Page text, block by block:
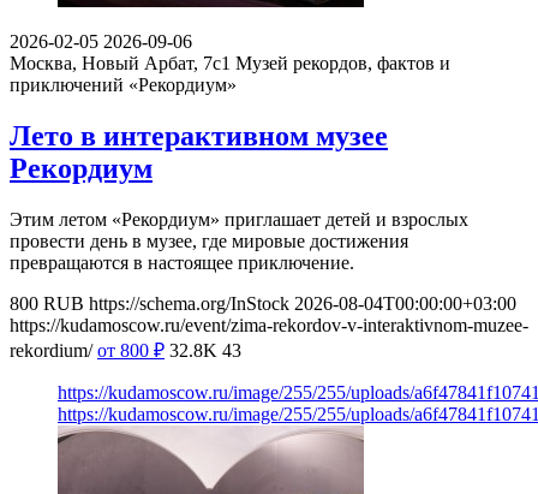
2026-02-05 2026-09-06
Москва, Новый Арбат, 7с1 Музей рекордов, фактов и
приключений «Рекордиум»
Лето в интерактивном музее
Рекордиум
Этим летом «Рекордиум» приглашает детей и взрослых
провести день в музее, где мировые достижения
превращаются в настоящее приключение.
800 RUB https://schema.org/InStock 2026-08-04T00:00:00+03:00
https://kudamoscow.ru/event/zima-rekordov-v-interaktivnom-muzee-
rekordium/ от 800 ₽ 32.8K 43
https://kudamoscow.ru/image/255/255/uploads/
https://kudamoscow.ru/image/255/255/uploads/